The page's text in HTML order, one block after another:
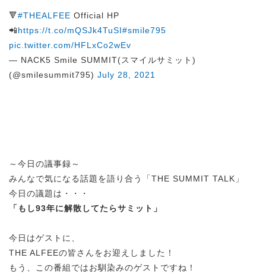
🔻#THEALFEE Official HP
📲https://t.co/mQSJk4TuSI#smile795
pic.twitter.com/HFLxCo2wEv
— NACK5 Smile SUMMIT(スマイルサミット)
(@smilesummit795) July 28, 2021
～今日の議事録～
みんなで気になる話題を語り合う「THE SUMMIT TALK」
今日の議題は・・・
「もし93年に解散してたらサミット」
今日はゲストに、
THE ALFEEの皆さんをお迎えしました！
もう、この番組ではお馴染みのゲストですね！